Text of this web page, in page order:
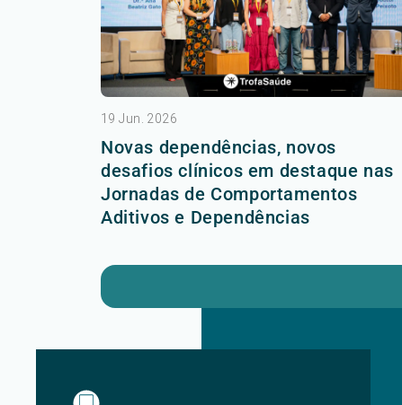
19 Jun. 2026
Novas dependências, novos
desafios clínicos em destaque nas
Jornadas de Comportamentos
Aditivos e Dependências